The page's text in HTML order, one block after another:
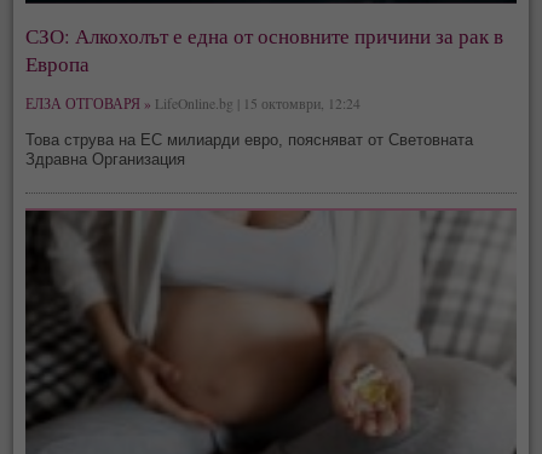
СЗО: Алкохолът е една от основните причини за рак в
Европа
ЕЛЗА ОТГОВАРЯ » LifeOnline.bg | 15 октомври, 12:24
Това струва на ЕС милиарди евро, поясняват от Световната
Здравна Организация